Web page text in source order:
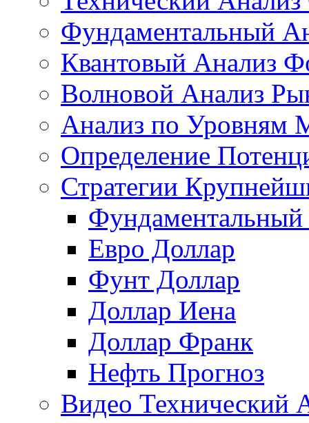
Фундаментальный
Квантовый Анализ
Волновой Анализ
Анализ по Уровням
Определение
Стратегии
Евро Доллар
Фунт Доллар
Доллар Иена
Доллар Франк
Нефть Прогноз
Видео Технический